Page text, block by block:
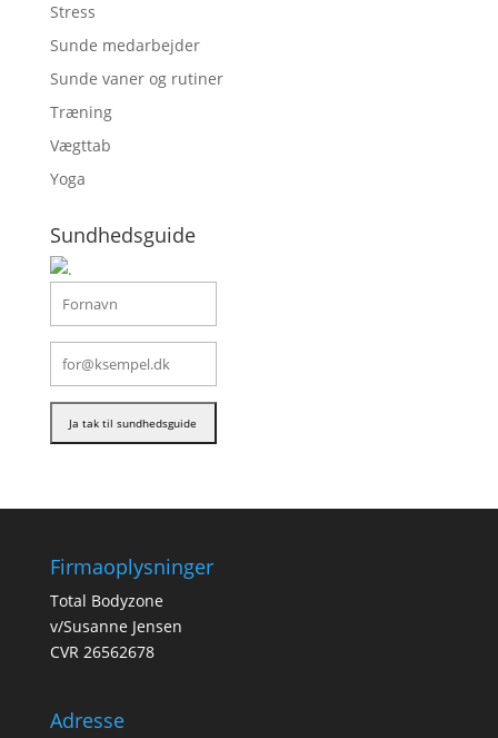
Stress
Sunde medarbejder
Sunde vaner og rutiner
Træning
Vægttab
Yoga
Sundhedsguide
Firmaoplysninger
Total Bodyzone
v/Susanne Jensen
CVR 26562678
Adresse